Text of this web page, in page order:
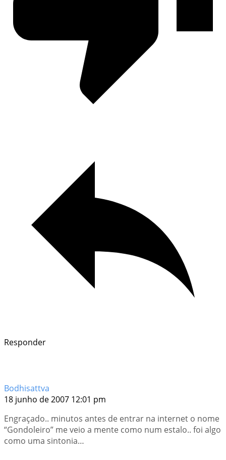
Responder
Bodhisattva
18 junho de 2007 12:01 pm
Engraçado.. minutos antes de entrar na internet o nome
“Gondoleiro” me veio a mente como num estalo.. foi algo
como uma sintonia…